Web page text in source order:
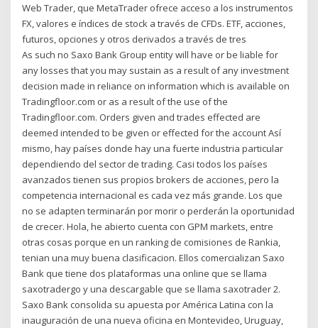
Web Trader, que MetaTrader ofrece acceso a los instrumentos
FX, valores e índices de stock a través de CFDs. ETF, acciones,
futuros, opciones y otros derivados a través de tres
As such no Saxo Bank Group entity will have or be liable for
any losses that you may sustain as a result of any investment
decision made in reliance on information which is available on
Tradingfloor.com or as a result of the use of the
Tradingfloor.com. Orders given and trades effected are
deemed intended to be given or effected for the account Así
mismo, hay países donde hay una fuerte industria particular
dependiendo del sector de trading. Casi todos los países
avanzados tienen sus propios brokers de acciones, pero la
competencia internacional es cada vez más grande. Los que
no se adapten terminarán por morir o perderán la oportunidad
de crecer. Hola, he abierto cuenta con GPM markets, entre
otras cosas porque en un ranking de comisiones de Rankia,
tenian una muy buena clasificacion. Ellos comercializan Saxo
Bank que tiene dos plataformas una online que se llama
saxotradergo y una descargable que se llama saxotrader 2.
Saxo Bank consolida su apuesta por América Latina con la
inauguración de una nueva oficina en Montevideo, Uruguay,